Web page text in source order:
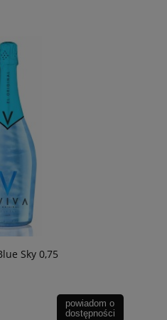
Sky 0,75
powiadom o
dostępności